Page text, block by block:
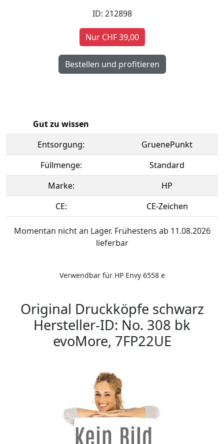
ID: 212898
Nur CHF 39,00
Gut zu wissen
Entsorgung:
GruenePunkt
Füllmenge:
Standard
Marke:
HP
CE:
CE-Zeichen
Momentan nicht an Lager. Frühestens ab 11.08.2026
lieferbar
Verwendbar für HP Envy 6558 e
Original Druckköpfe schwarz
Hersteller-ID: No. 308 bk
evoMore, 7FP22UE